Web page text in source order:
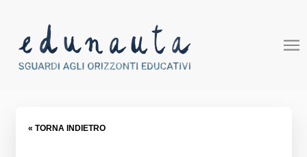
« TORNA INDIETRO